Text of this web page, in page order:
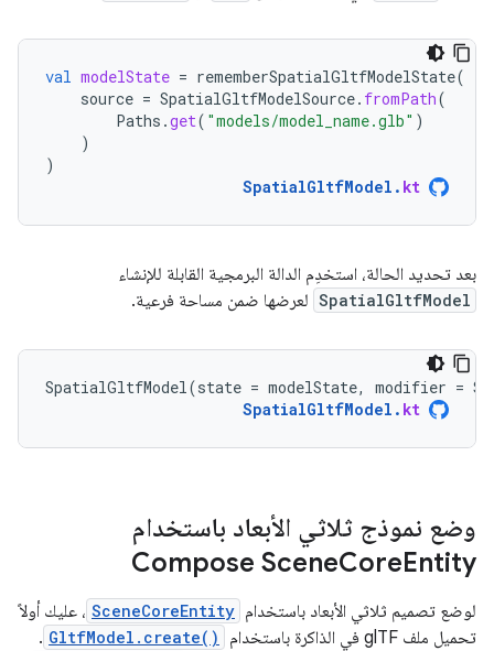
val modelState = rememberSpatialGltfModelState(
source = SpatialGltfModelSource. fromPath(
Paths .get( "models/model_name.glb" )
)
)
SpatialGltfModel . kt
بعد تحديد الحالة، استخدِم الدالة البرمجية القابلة للإنشاء
SpatialGltfModel لعرضها ضمن مساحة فرعية.
SpatialGltfModel (state = modelState, modifier =
SpatialGltfModel . kt
وضع نموذج ثلاثي الأبعاد باستخدام
Compose SceneCoreEntity
لوضع تصميم ثلاثي الأبعاد باستخدام SceneCoreEntity ، عليك أولاً
تحميل ملف glTF في الذاكرة باستخدام
GltfModel.create()
.